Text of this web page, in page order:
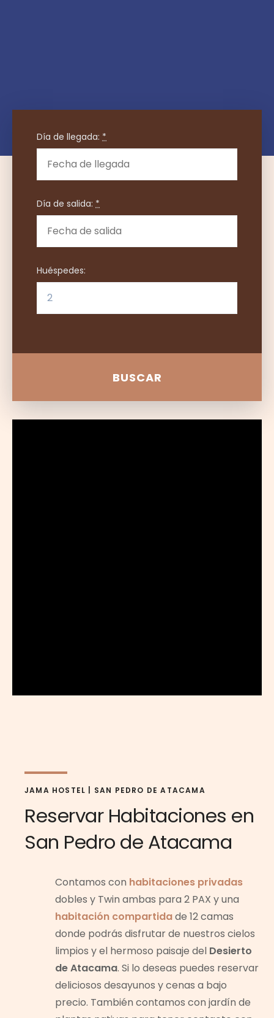
Día de llegada: *
Día de salida: *
Huéspedes:
JAMA HOSTEL | SAN PEDRO DE ATACAMA
Reservar Habitaciones en
San Pedro de Atacama
Contamos con habitaciones privadas
dobles y Twin ambas para 2 PAX y una
habitación compartidade 12 camas
donde podrás disfrutar de nuestros cielos
limpios y el hermoso paisaje del Desierto
de Atacama. Si lo deseas puedes reservar
deliciosos desayunos y cenas a bajo
precio. También contamos con jardín de